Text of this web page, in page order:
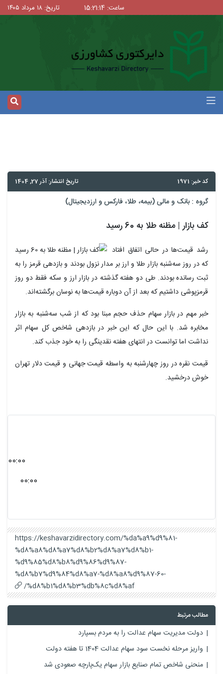
ساعت: 15:21:14 تاریخ: ۱۸ مرداد ۱۴۰۵
کد خبر: 1971 تاریخ انتشار: آذر 27, 1404
گروه : بانک و مالی (بیمه، طلا، فارکس و ارزدیجیتال)
کف بازار | مظنه طلا به 60 رسید
رشد قیمت‌ها در حالی اتفاق افتاد
که در روز سه‌شنبه بازار طلا و ارز بر مدار نزول بودند و بازدهی قرمز را به
ثبت رسانده بودند. طی دو هفته گذشته در بازار ارز و سکه فقط دو روز
قرمزپوشی داشتیم که بعد از آن دوباره قیمت‌ها به نوسان برگشته‌اند.
خبر مهم در بازار سهام حذف حجم مبنا بود که از شب سه‌شنبه به بازار
مخابره شد. با این حال که این خبر در بازدهی شاخص کل سهام اثر
نداشت اما توانست در انتهای هفته نقدینگی را به خود جذب کند.
قیمت نقره در روز چهارشنبه به واسطه قیمت جهانی و قیمت دلار تهران
خوش درخشید.
00:00
00:00
https://keshavarzidirectory.com/%da%a9%d9%81-
%d8%a8%d8%a7%d8%b2%d8%a7%d8%b1-
%d9%85%d8%b8%d9%86%d9%87-
%d8%b7%d9%84%d8%a7-%d8%a8%d9%87-60-
%d8%b1%d8%b3%db%8c%d8%af/
مطالب مرتبط
دولت مدیریت سهام عدالت را به مردم بسپارد
واریز مرحله نخست سود سهام عدالت 1404 تا هفته دولت
منحنی شاخص تمام صنایع بازار سهام یک‌پارچه صعودی شد